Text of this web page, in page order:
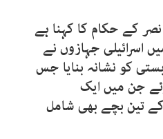
کے حکام کا کہنا ہے
اسرائیلی جہازوں نے
کو نشانہ بنایا جس
جن میں ایک
کے تین بچے بھی شامل